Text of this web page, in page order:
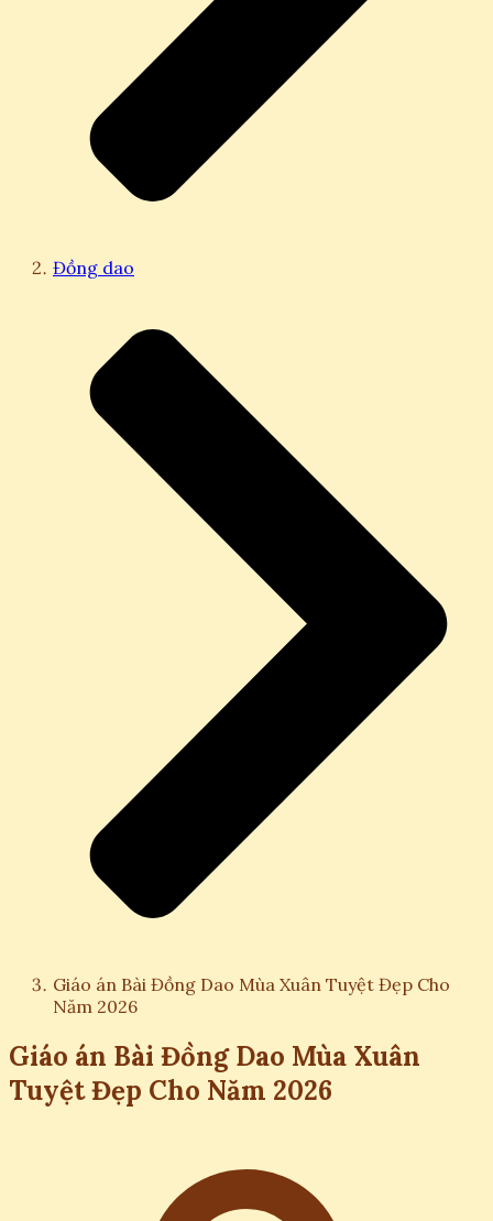
Đồng dao
Giáo án Bài Đồng Dao Mùa Xuân Tuyệt Đẹp Cho
Năm 2026
Giáo án Bài Đồng Dao Mùa Xuân
Tuyệt Đẹp Cho Năm 2026